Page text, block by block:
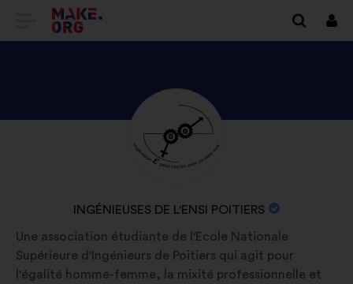
ОТИДЕТЕ
НАЧАЛНАТА
СТРАНИЦА
MAKE.ORG
ВИЖТЕ
ПРОФИЛА
INGÉNIEUSES
L'ENSI
POITIERS
ИМЕ
НА
ОРГАНИЗАЦИЯТА:
INGÉNIEUSES DE L'ENSI POITIERS
Биография:
Une association étudiante de l'Ecole Nationale
Supérieure d'Ingénieurs de Poitiers qui agit pour
l'égalité homme-femme, la mixité professionnelle et